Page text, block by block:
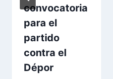
convocatoria
para el
partido
contra el
Dépor